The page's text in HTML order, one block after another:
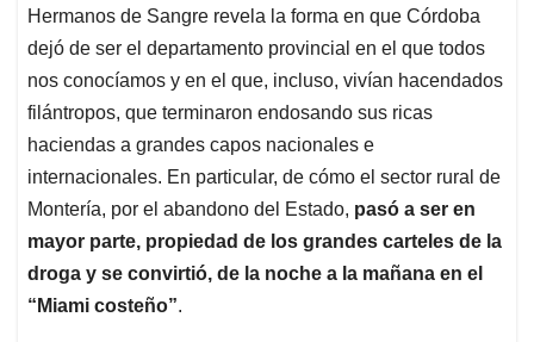
Hermanos de Sangre revela la forma en que Córdoba
dejó de ser el departamento provincial en el que todos
nos conocíamos y en el que, incluso, vivían hacendados
filántropos, que terminaron endosando sus ricas
haciendas a grandes capos nacionales e
internacionales. En particular, de cómo el sector rural de
Montería, por el abandono del Estado, pasó a ser en
mayor parte, propiedad de los grandes carteles de la
droga y se convirtió, de la noche a la mañana en el
“Miami costeño”.